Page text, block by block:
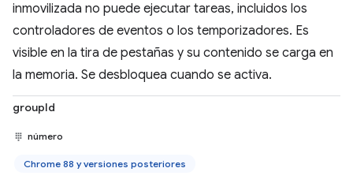
inmovilizada no puede ejecutar tareas, incluidos los
controladores de eventos o los temporizadores. Es
visible en la tira de pestañas y su contenido se carga en
la memoria. Se desbloquea cuando se activa.
groupId
número
Chrome 88 y versiones posteriores